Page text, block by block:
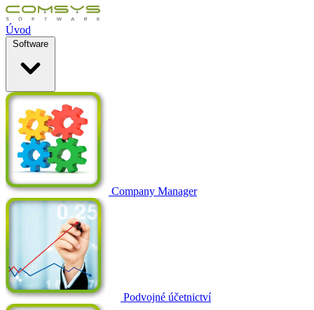
Úvod
Software
Company Manager
Podvojné účetnictví